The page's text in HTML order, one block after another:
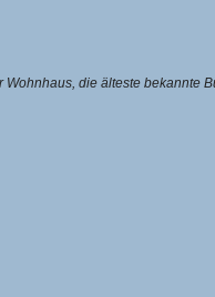
die älteste bekannte